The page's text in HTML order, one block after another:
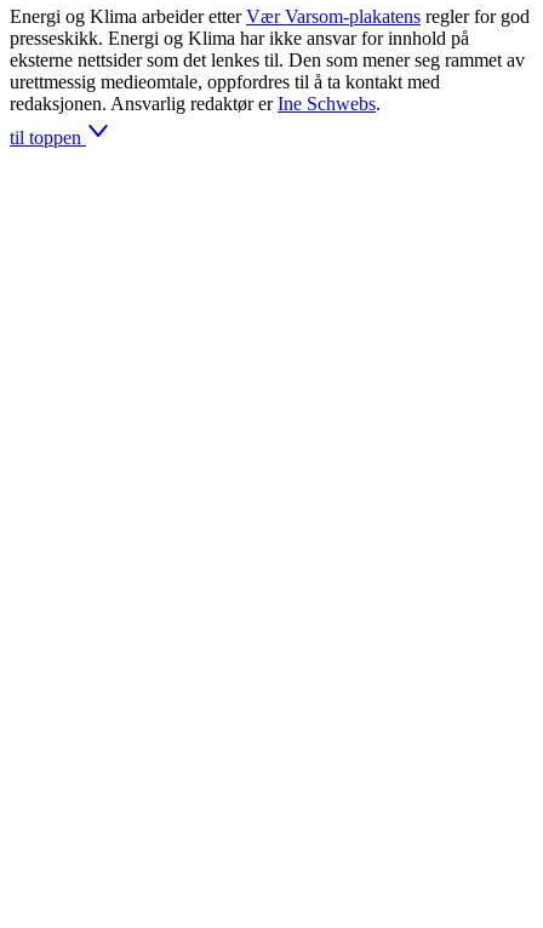
Energi og Klima arbeider etter Vær Varsom-plakatens regler for god
presseskikk. Energi og Klima har ikke ansvar for innhold på
eksterne nettsider som det lenkes til. Den som mener seg rammet av
urettmessig medieomtale, oppfordres til å ta kontakt med
redaksjonen. Ansvarlig redaktør er Ine Schwebs.
til toppen